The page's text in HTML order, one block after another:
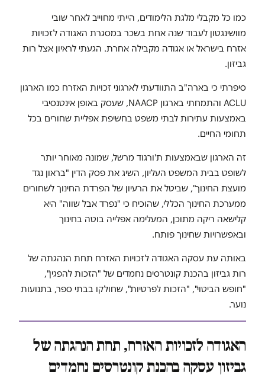
כמו כל מקבלי מלגת הלימודים, הייתי מחוייב לאחר שובי
מוושינגטון לעבוד שנה אחת בשכר במסגרת האגודה לזכויות
אזרח בישראל או אגודה מקבילה אחרת. הגעתי לראיון אצל רות
גביזון.
סיפרתי כי בארה"ב התוודעתי לארגוני זכויות האזרח כמו הארגון
ACLU והתמחתי בארגון NAACP, שעסק באופן אינטנסיבי
באמצעות עתירות לבתי משפט בחשיפת אפליית שחורים בכל
תחומי החיים.
זה הארגון שבאמצעות ת'ורגוד מרשל, שמונה מאוחר יותר
לשופט בבית המשפט העליון, השיג את פסק הדין "בראון נגד
מועצת החינוך", שביטל את הרעיון של הפרדת החינוך לשחורים
ממערכת החינוך הכללי, שהוכיח כי "נפרד אבל שווה" היא
קלישאה ריקה מתוכן, המעלימה אפלייה בוטה בחינוך
ובאפשרויות שחינוך פותח.
באותה עת עסקה האגודה לזכויות האזרח תחת הנהגתה של
רות גביזון בהכנת קונטרסים נחמדים של "הזכות להפגין",
"חופש הביטוי", "הזכות לפרטיות", שחולקו בבתי ספר, בתנועות
נוער.
האגודה לזכויות האזרח, תחת הנהגתה של
גביזון עסקה בהכנת קונטרסים נחמדים